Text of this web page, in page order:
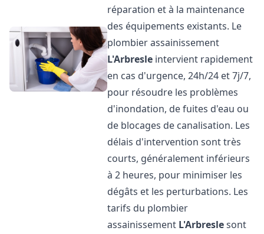
réparation et à la maintenance
des équipements existants. Le
plombier assainissement
L'Arbresle intervient rapidement
en cas d'urgence, 24h/24 et 7j/7,
pour résoudre les problèmes
d'inondation, de fuites d'eau ou
de blocages de canalisation. Les
délais d'intervention sont très
courts, généralement inférieurs
à 2 heures, pour minimiser les
dégâts et les perturbations. Les
tarifs du plombier
assainissement L'Arbreslesont